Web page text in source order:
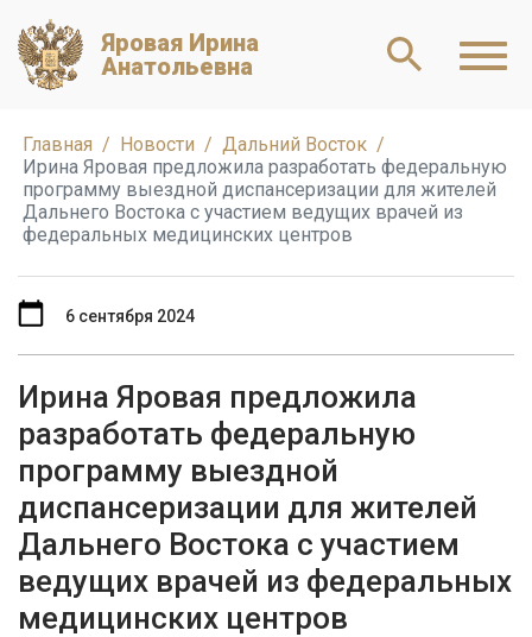
Яровая Ирина
Анатольевна
Главная Новости
Дальний Восток
Ирина Яровая предложила разработать федеральную
программу выездной диспансеризации для жителей
Дальнего Востока с участием ведущих врачей из
федеральных медицинских центров
Ирина Яровая предложила
разработать федеральную
программу выездной
диспансеризации для жителей
Дальнего Востока с участием
ведущих врачей из федеральных
медицинских центров
6 сентября 2024